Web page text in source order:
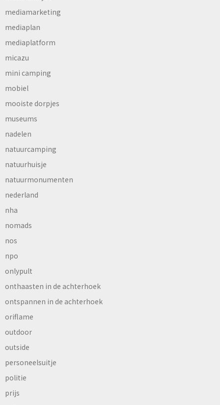
mediamarketing
mediaplan
mediaplatform
micazu
mini camping
mobiel
mooiste dorpjes
museums
nadelen
natuurcamping
natuurhuisje
natuurmonumenten
nederland
nha
nomads
nos
npo
onlypult
onthaasten in de achterhoek
ontspannen in de achterhoek
oriflame
outdoor
outside
personeelsuitje
politie
prijs